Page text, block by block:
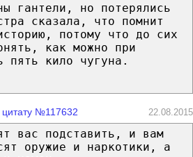
гантели, но потерялись
сказала, что помнит
потому что до сих
как можно при
пять кило чугуна.
№117632 22.08.2015
вас подставить, и вам
оружие и наркотики, а